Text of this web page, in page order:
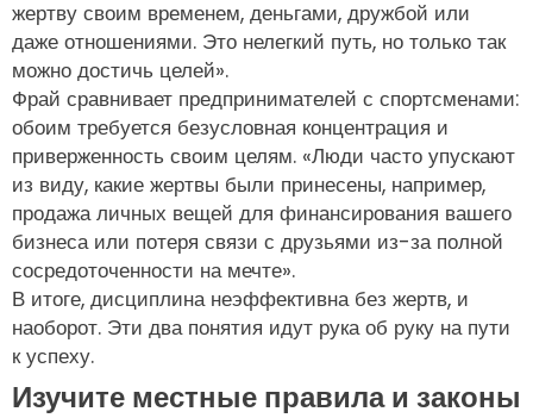
жертву своим временем, деньгами, дружбой или
даже отношениями. Это нелегкий путь, но только так
можно достичь целей».
Фрай сравнивает предпринимателей с спортсменами:
обоим требуется безусловная концентрация и
приверженность своим целям. «Люди часто упускают
из виду, какие жертвы были принесены, например,
продажа личных вещей для финансирования вашего
бизнеса или потеря связи с друзьями из-за полной
сосредоточенности на мечте».
В итоге, дисциплина неэффективна без жертв, и
наоборот. Эти два понятия идут рука об руку на пути
к успеху.
Изучите местные правила и законы